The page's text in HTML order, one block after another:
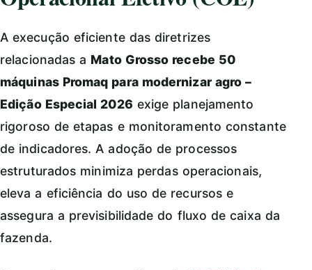
A execução eficiente das diretrizes
relacionadas a Mato Grosso recebe 50
máquinas Promaq para modernizar agro –
Edição Especial 2026 exige planejamento
rigoroso de etapas e monitoramento constante
de indicadores. A adoção de processos
estruturados minimiza perdas operacionais,
eleva a eficiência do uso de recursos e
assegura a previsibilidade do fluxo de caixa da
fazenda.